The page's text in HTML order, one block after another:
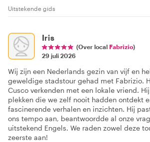
Uitstekende gids
Iris
(Over local Fabrizio)
29 juli 2026
Wij zijn een Nederlands gezin van vijf en
geweldige stadstour gehad met Fabrizio.
Cusco verkenden met een lokale vriend.
plekken die we zelf nooit hadden ontdekt
fascinerende verhalen en inzichten. Hij
ons tempo aan, beantwoordde al onze
uitstekend Engels. We raden zowel deze
zeerste aan!